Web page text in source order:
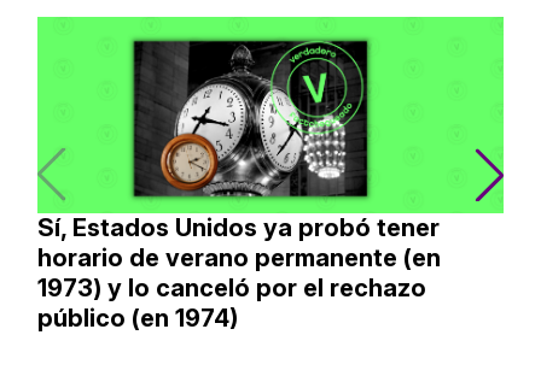
Sí, Estados Unidos ya probó tener
horario de verano permanente (en
1973) y lo canceló por el rechazo
público (en 1974)